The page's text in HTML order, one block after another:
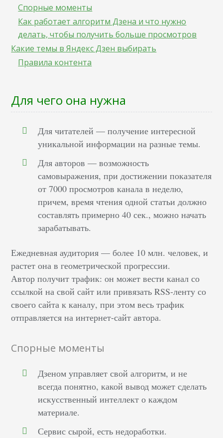
Спорные моменты
Как работает алгоритм Дзена и что нужно
делать, чтобы получить больше просмотров
Какие темы в Яндекс Дзен выбирать
Правила контента
Для чего она нужна
Для читателей — получение интересной
уникальной информации на разные темы.
Для авторов — возможность
самовыражения, при достижении показателя
от 7000 просмотров канала в неделю,
причем, время чтения одной статьи должно
составлять примерно 40 сек., можно начать
зарабатывать.
Ежедневная аудитория — более 10 млн. человек, и
растет она в геометрической прогрессии.
Автор получит трафик: он может вести канал со
ссылкой на свой сайт или привязать RSS-ленту со
своего сайта к каналу, при этом весь трафик
отправляется на интернет-сайт автора.
Спорные моменты
Дзеном управляет свой алгоритм, и не
всегда понятно, какой вывод может сделать
искусственный интеллект о каждом
материале.
Сервис сырой, есть недоработки.